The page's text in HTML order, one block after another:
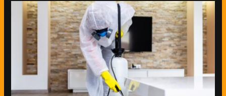
الشركة
الالمانية
لإبادة
الحشرات
فى
زقازيق
01010891953